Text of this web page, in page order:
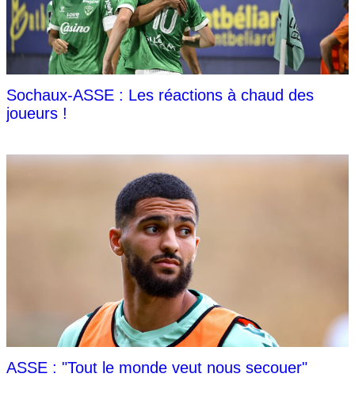
Sochaux-ASSE : Les réactions à chaud des
joueurs !
ASSE : "Tout le monde veut nous secouer"